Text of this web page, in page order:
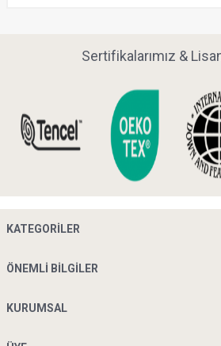
Sertifikalarımız &
KATEGORILER
ÖNEMLI BILGILER
KURUMSAL